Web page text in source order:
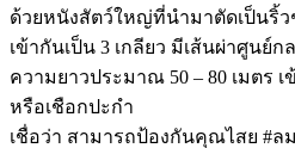
ด้วยหนังสัตว์ใหญ่ที่นำมาตัดเป็นริ้
เข้ากันเป็น 3 เกลียว มีเส้นผ่าศูนย์
ความยาวประมาณ 50 – 80 เมตร
หรือเชือกปะกำ
เชื่อว่า สามารถป้องกันคุณไสย #ล